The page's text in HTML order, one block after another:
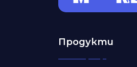
Продукти